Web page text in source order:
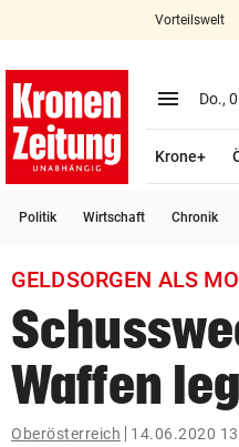
account_circle Anmelden
search
Suchbegriff
eingeben
Vorteilswelt
menu Menü
Do.,
Krone+
Politik Wirtschaft Chronik
GELDSORGEN ALS
Waffen
Oberösterreich 14.06.2020